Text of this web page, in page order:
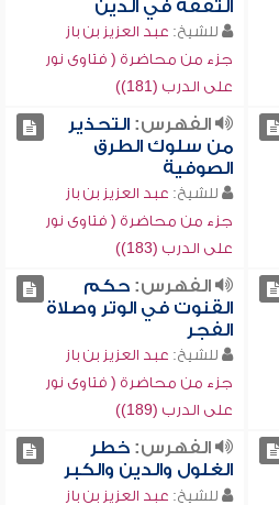
التفقه في الدين
للشيخ: عبد العزيز بن باز
جزء من محاضرة ( فتاوى نور
على الدرب (181))
الفهرس:التحذير
من سلوك الطرق
الصوفية
للشيخ: عبد العزيز بن باز
جزء من محاضرة ( فتاوى نور
على الدرب (183))
الفهرس:حكم
القنوت في الوتر وصلاة
الفجر
للشيخ: عبد العزيز بن باز
جزء من محاضرة ( فتاوى نور
على الدرب (189))
الفهرس:خطر
الغلول والدين والكبر
للشيخ: عبد العزيز بن باز